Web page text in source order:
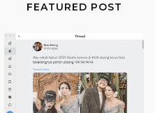
FEATURED POST